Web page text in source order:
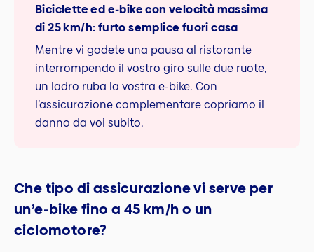
Biciclette ed e-bike con velocità massima
di 25 km/h: furto semplice fuori casa
Mentre vi godete una pausa al ristorante
interrompendo il vostro giro sulle due ruote,
un ladro ruba la vostra e-bike. Con
l’assicurazione complementare copriamo il
danno da voi subito.
Che tipo di assicurazione vi serve per
un’e-bike fino a 45 km/h o un
ciclomotore?